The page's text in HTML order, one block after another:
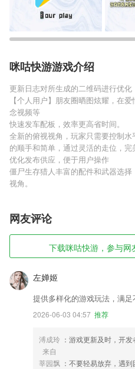
咪咕快游游戏介绍
更新日志对所生成的二维码进行优化
【个人用户】朋友圈晒图炫耀，在
念视频等
快速发车配板，效率更高省时间。
全新的俯视视角，玩家只需要控制
的顺手和简单，通过灵活的走位，完
优化发布供应，便于用户操作
僵尸生存猎人丰富的配件和武器选
视角。
网友评论
下载咪咕快游，参与
左婵姬
提供多样化的游戏玩法，满
2026-06-03 04:57 推荐
溥成玲 ：游戏更新及时，开
来自
莘园飘 ：不要轻易放弃，遇